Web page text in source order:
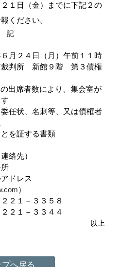
１日（金）までに下記２の
ください。
記
２４日（月）午前１１時
判所 新館９階 第３債権
出席者数により、集会室が
任状、名刺等、又は債権者
を証する書類
絡先）
ドレス
）
１－３３５８
１－３３４４
以上
プへ戻る